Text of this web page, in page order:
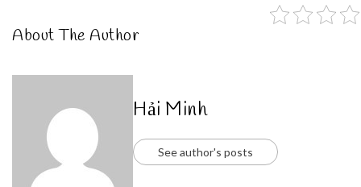
About The Author
Hải Minh
See author's posts